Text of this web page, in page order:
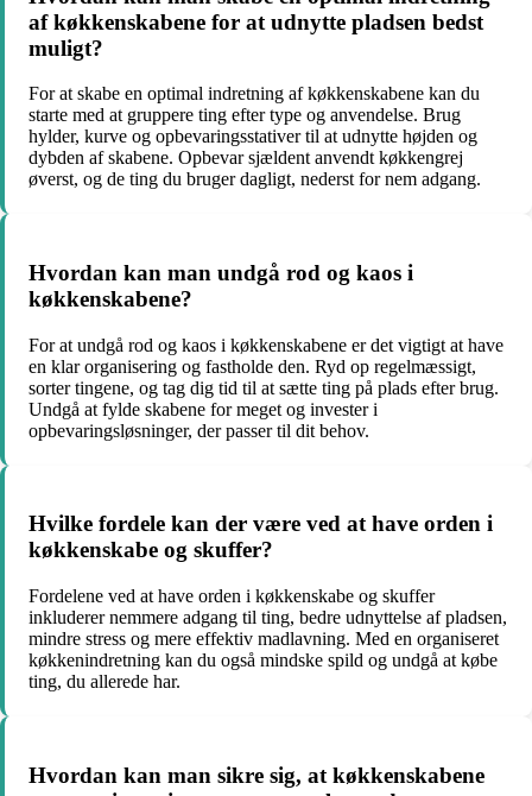
af køkkenskabene for at udnytte pladsen bedst
muligt?
For at skabe en optimal indretning af køkkenskabene kan du
starte med at gruppere ting efter type og anvendelse. Brug
hylder, kurve og opbevaringsstativer til at udnytte højden og
dybden af skabene. Opbevar sjældent anvendt køkkengrej
øverst, og de ting du bruger dagligt, nederst for nem adgang.
Hvordan kan man undgå rod og kaos i
køkkenskabene?
For at undgå rod og kaos i køkkenskabene er det vigtigt at have
en klar organisering og fastholde den. Ryd op regelmæssigt,
sorter tingene, og tag dig tid til at sætte ting på plads efter brug.
Undgå at fylde skabene for meget og invester i
opbevaringsløsninger, der passer til dit behov.
Hvilke fordele kan der være ved at have orden i
køkkenskabe og skuffer?
Fordelene ved at have orden i køkkenskabe og skuffer
inkluderer nemmere adgang til ting, bedre udnyttelse af pladsen,
mindre stress og mere effektiv madlavning. Med en organiseret
køkkenindretning kan du også mindske spild og undgå at købe
ting, du allerede har.
Hvordan kan man sikre sig, at køkkenskabene